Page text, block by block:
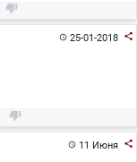

25-01-2018 

11 Июня 